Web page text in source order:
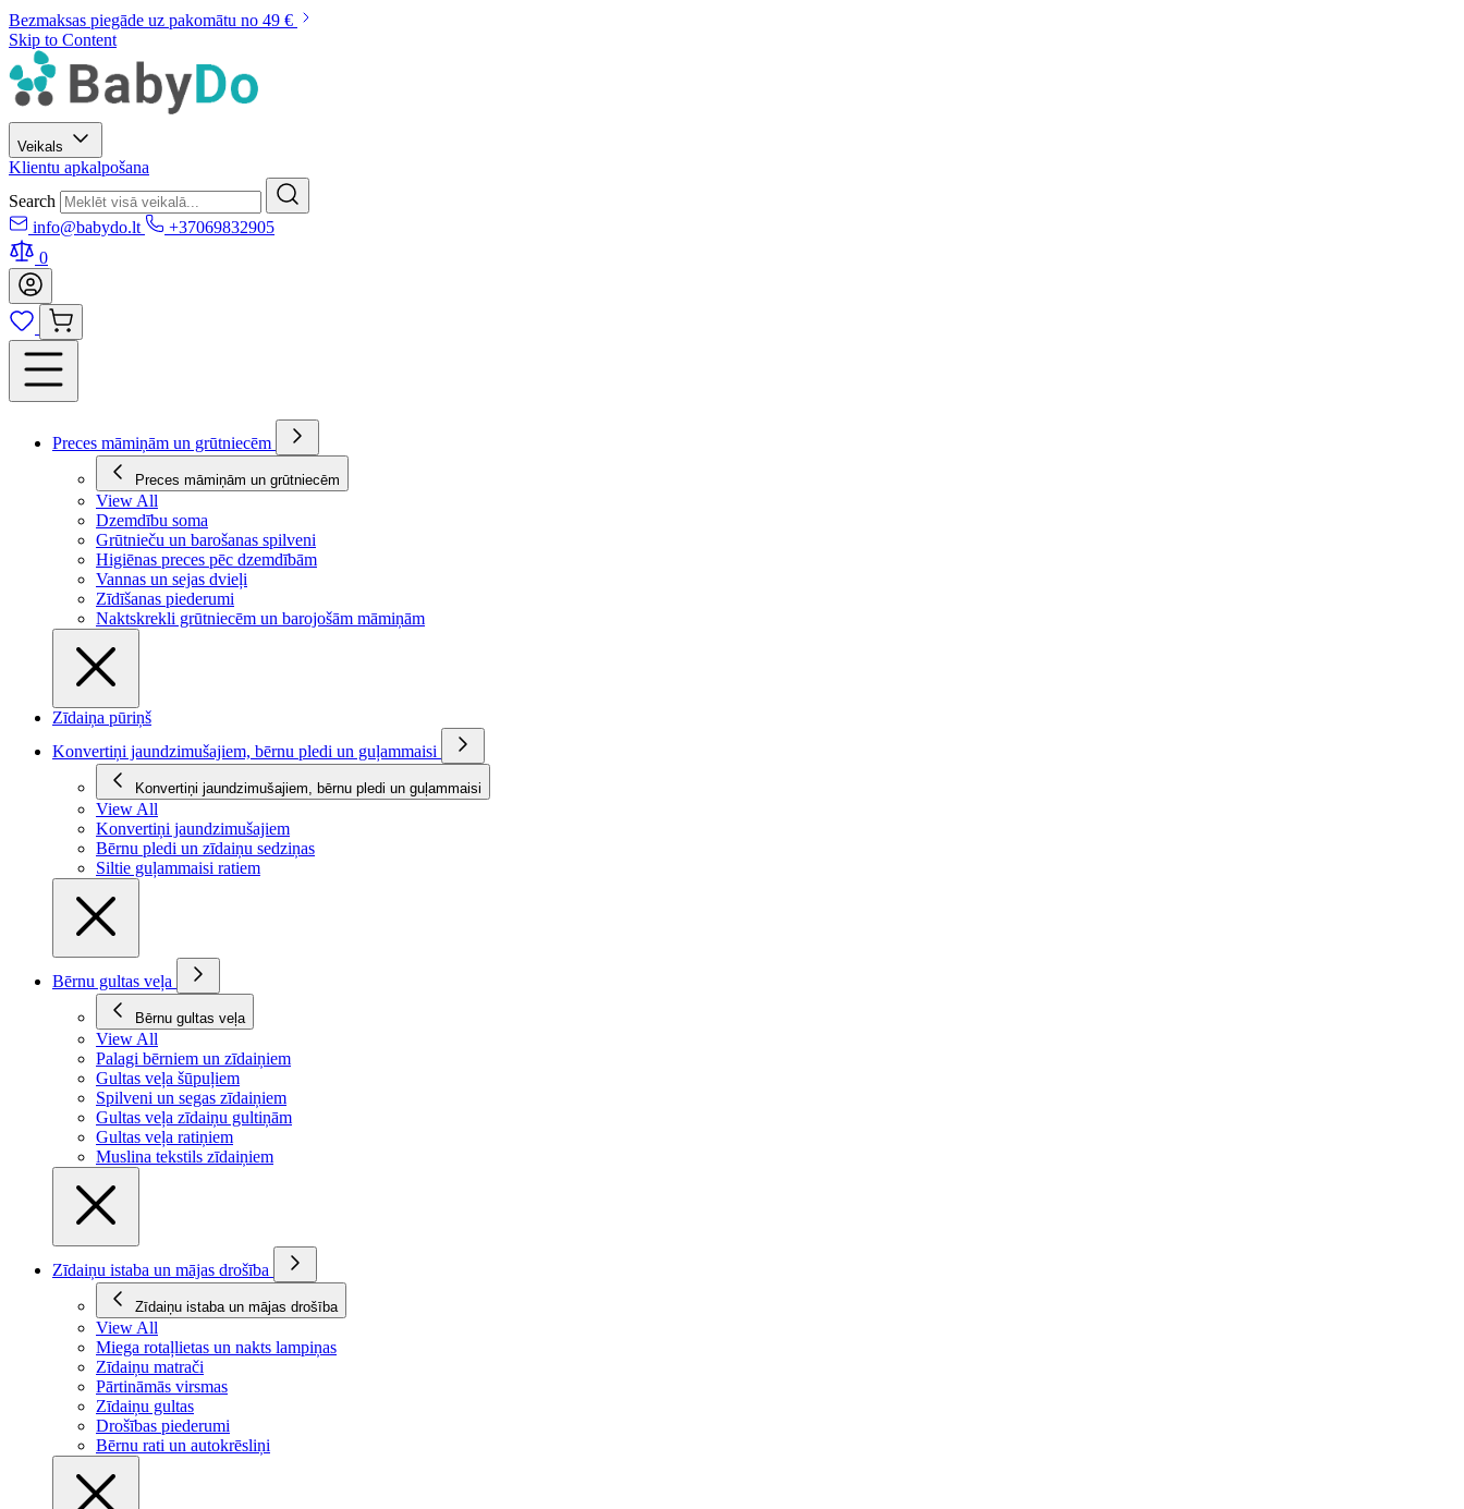
Bezmaksas piegāde uz pakomātu no 49 €
Skip to Content
Veikals
Klientu apkalpošana
Search
info@babydo.lt
+37069832905
0
Preces māmiņām un grūtniecēm
Preces māmiņām un grūtniecēm
View All
Dzemdību soma
Grūtnieču un barošanas spilveni
Higiēnas preces pēc dzemdībām
Vannas un sejas dvieļi
Zīdīšanas piederumi
Naktskrekli grūtniecēm un barojošām māmiņām
Zīdaiņa pūriņš
Konvertiņi jaundzimušajiem, bērnu pledi un guļammaisi
Konvertiņi jaundzimušajiem, bērnu pledi un guļammaisi
View All
Konvertiņi jaundzimušajiem
Bērnu pledi un zīdaiņu sedziņas
Siltie guļammaisi ratiem
Bērnu gultas veļa
Bērnu gultas veļa
View All
Palagi bērniem un zīdaiņiem
Gultas veļa šūpuļiem
Spilveni un segas zīdaiņiem
Gultas veļa zīdaiņu gultiņām
Gultas veļa ratiņiem
Muslina tekstils zīdaiņiem
Zīdaiņu istaba un mājas drošība
Zīdaiņu istaba un mājas drošība
View All
Miega rotaļlietas un nakts lampiņas
Zīdaiņu matrači
Pārtināmās virsmas
Zīdaiņu gultas
Drošības piederumi
Bērnu rati un autokrēsliņi